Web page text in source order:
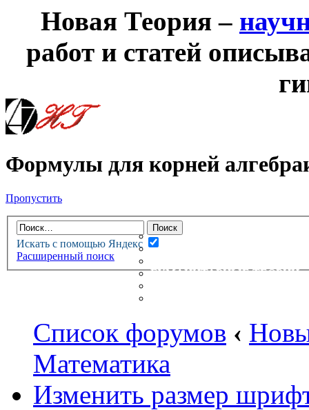
Новая Теория –
работ и статей
Формулы для корней
Пропустить
Искать с помощью Яндекс
Расширенный поиск
НОВАЯ ТЕОРИЯФОРУМ
НОВЫЕ СООБЩЕНИЯ
НЕПРОЧИТАННЫЕ
ГУМАНИТАРНЫЕ ТЕОРИИ
Список форумов ‹
Математика
Изменить размер